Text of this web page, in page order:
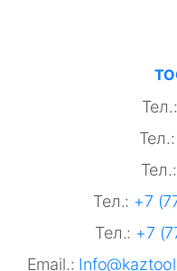
Тел.:
Тел.:
Тел.:
Тел.: +7
Тел.: +7
Email.: